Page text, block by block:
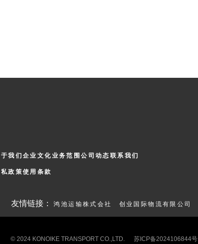
我们 企业文化业务范围公司动态 联系我们
私政策使用条款
友情链接： 鸿池运输株式会社 创业国际物流有限公司
© 2024 KONOIKE TRANSPORT CO.,LTD. 苏ICP备2024106844号